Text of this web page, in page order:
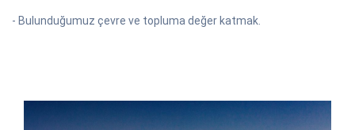
- Bulunduğumuz çevre ve topluma değer katmak.